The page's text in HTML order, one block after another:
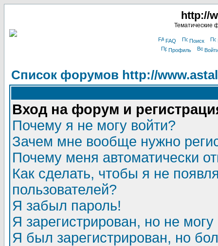
http://
Тематические
FAQ Поиск
Профиль
Список форумов http://
Вход на форум и
Почему я не могу войти?
Зачем мне вообще нужно
Почему меня автоматически
Как сделать, чтобы я не
пользователей?
Я забыл пароль!
Я зарегистрирован, но не могу
Я был зарегистрирован, но